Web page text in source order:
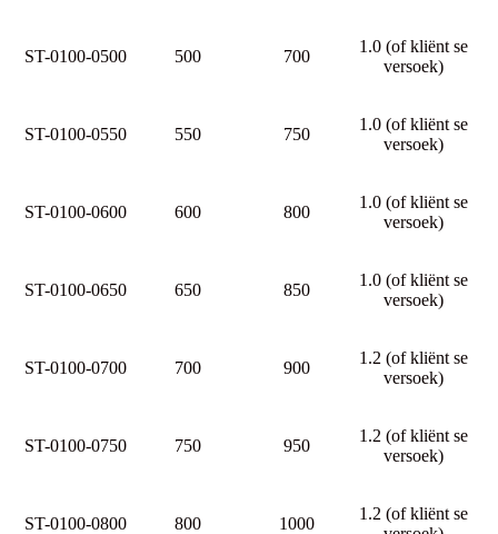
ST-0100-0500 500 700
1.0 (of kliënt se
versoek)
ST-0100-0550 550 750
1.0 (of kliënt se
versoek)
ST-0100-0600 600 800
1.0 (of kliënt se
versoek)
ST-0100-0650 650 850
1.0 (of kliënt se
versoek)
ST-0100-0700 700 900
1.2 (of kliënt se
versoek)
ST-0100-0750 750 950
1.2 (of kliënt se
versoek)
ST-0100-0800 800 1000
1.2 (of kliënt se